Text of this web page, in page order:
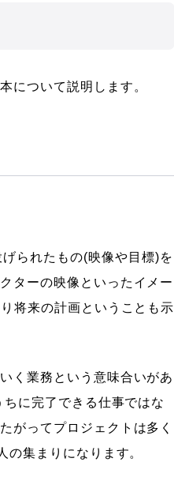
について説明します。
られたもの(映像や目標)を
ターの映像といったイメー
将来の計画ということも示
く業務という意味合いがあ
に完了できる仕事ではな
がってプロジェクトは多く
集まりになります。